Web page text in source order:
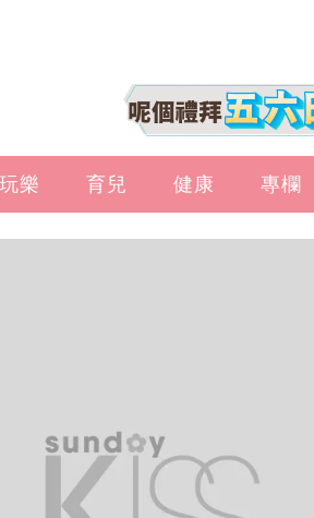
玩樂 育兒 健康 專欄